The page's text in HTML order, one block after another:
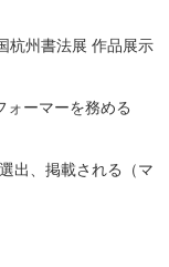
杭州書法展 作品展示
ォーマーを務める
出、掲載される（マ